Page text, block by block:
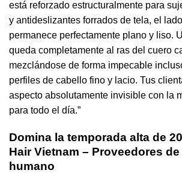
está reforzado estructuralmente para
y antideslizantes forrados de tela, el
permanece perfectamente plano y liso.
queda completamente al ras del cuero
mezclándose de forma impecable
perfiles de cabello fino y lacio. Tus
aspecto absolutamente invisible con la
para todo el día.”
Domina la temporada alta de
Hair Vietnam – Proveedores
humano